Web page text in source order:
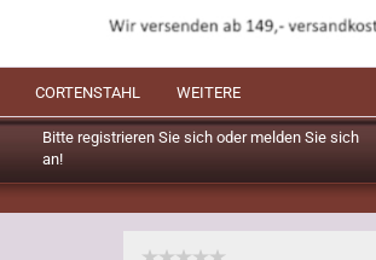
Bitte registrieren Sie sich oder melden Sie sich
an!
CORTENSTAHL WEITERE